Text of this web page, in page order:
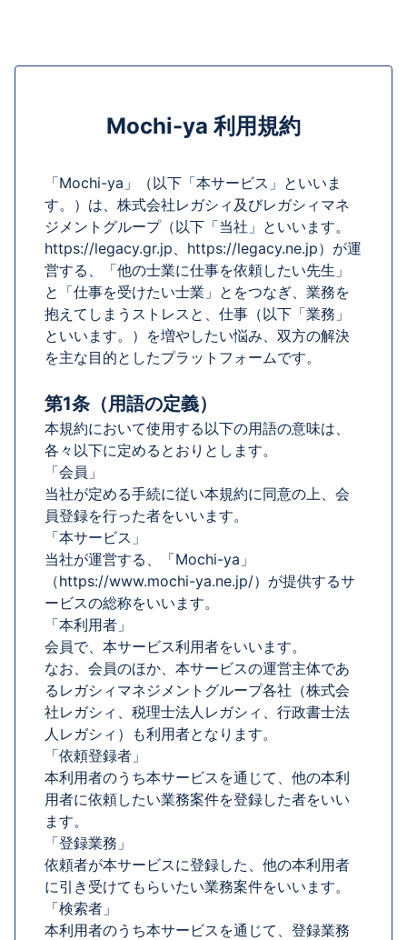
Mochi-ya 利用規約
「Mochi-ya」（以下「本サービス」といいま
す。）は、株式会社レガシィ及びレガシィマネ
ジメントグループ（以下「当社」といいます。
https://legacy.gr.jp、https://legacy.ne.jp）が運
営する、「他の士業に仕事を依頼したい先生」
と「仕事を受けたい士業」とをつなぎ、業務を
抱えてしまうストレスと、仕事（以下「業務」
といいます。）を増やしたい悩み、双方の解決
を主な目的としたプラットフォームです。
第1条（用語の定義）
本規約において使用する以下の用語の意味は、
各々以下に定めるとおりとします。
「会員」
当社が定める手続に従い本規約に同意の上、会
員登録を行った者をいいます。
「本サービス」
当社が運営する、「Mochi-ya」
（https://www.mochi-ya.ne.jp/）が提供するサ
ービスの総称をいいます。
「本利用者」
会員で、本サービス利用者をいいます。
なお、会員のほか、本サービスの運営主体であ
るレガシィマネジメントグループ各社（株式会
社レガシィ、税理士法人レガシィ、行政書士法
人レガシィ）も利用者となります。
「依頼登録者」
本利用者のうち本サービスを通じて、他の本利
用者に依頼したい業務案件を登録した者をいい
ます。
「登録業務」
依頼者が本サービスに登録した、他の本利用者
に引き受けてもらいたい業務案件をいいます。
「検索者」
本利用者のうち本サービスを通じて、登録業務